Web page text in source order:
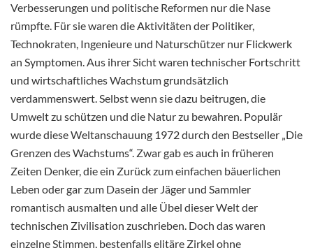
Verbesserungen und politische Reformen nur die Nase
rümpfte. Für sie waren die Aktivitäten der Politiker,
Technokraten, Ingenieure und Naturschützer nur Flickwerk
an Symptomen. Aus ihrer Sicht waren technischer Fortschritt
und wirtschaftliches Wachstum grundsätzlich
verdammenswert. Selbst wenn sie dazu beitrugen, die
Umwelt zu schützen und die Natur zu bewahren. Populär
wurde diese Weltanschauung 1972 durch den Bestseller „Die
Grenzen des Wachstums“. Zwar gab es auch in früheren
Zeiten Denker, die ein Zurück zum einfachen bäuerlichen
Leben oder gar zum Dasein der Jäger und Sammler
romantisch ausmalten und alle Übel dieser Welt der
technischen Zivilisation zuschrieben. Doch das waren
einzelne Stimmen, bestenfalls elitäre Zirkel ohne